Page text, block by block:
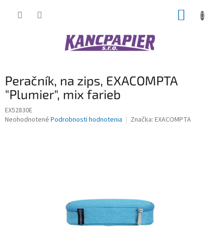
Peračník, na zips, EXACOMPTA
"Plumier", mix farieb
EX52830E
Priemerné
Neohodnotené Podrobnosti hodnotenia Značka: EXACOMPTA